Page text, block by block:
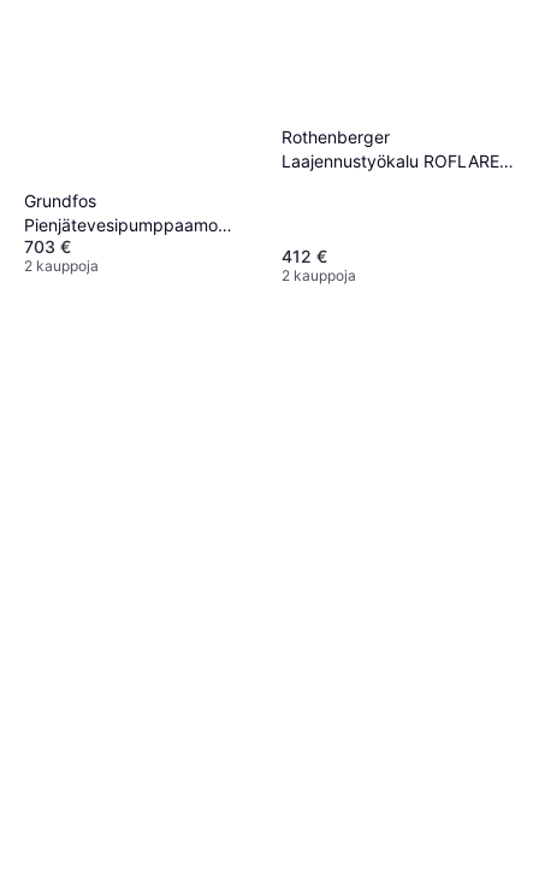
Grundfos
Pienjätevesipumppaamo
Sololift2 WC-3
703 €
2 kauppoja
Rothenberger
Laajennustyökalu ROFLARE
412 €
2 kauppoja